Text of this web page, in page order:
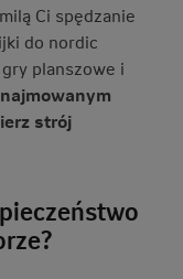
Ci spędzanie
do nordic
planszowe i
strój